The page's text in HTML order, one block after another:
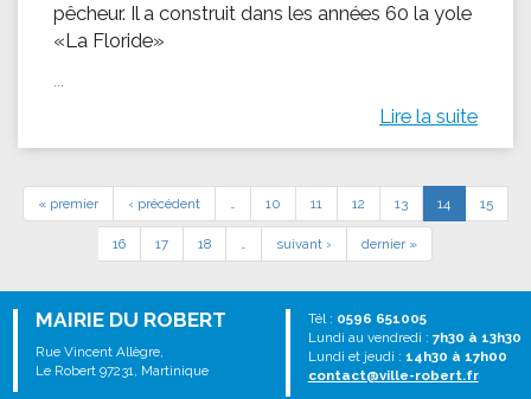
pêcheur. Il a construit dans les années 60 la yole
«La Floride»
...
Lire la suite
« premier ‹ précédent … 10 11 12 13 14 15
16 17 18 … suivant › dernier »
MAIRIE DU ROBERT
Rue Vincent Allègre,
Le Robert 97231, Martinique
Tél : 0596 651005
Lundi au vendredi : 7h30 à 13h30
Lundi et jeudi : 14h30 à 17h00
contact@ville-robert.fr